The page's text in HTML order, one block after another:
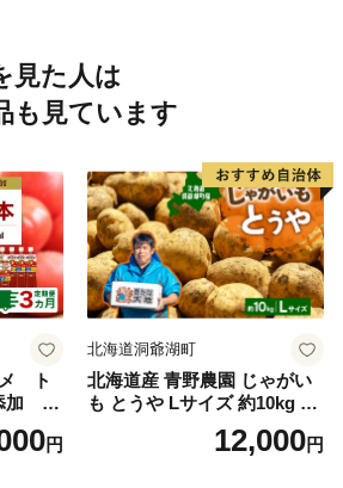
見た人は
も見ています
メ ト
加 72
毎月
ns001-
円
北海道洞爺湖町
北海道産 青野農園 じゃがい
も とうや Lサイズ 約10kg 20
26年10月初旬～12月下旬頃お
届け 先行予約 北海道 ジャガ
12,000円